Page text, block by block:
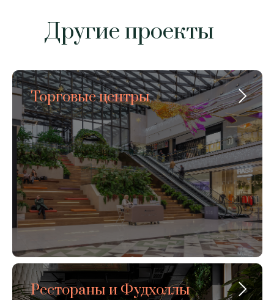
Другие проекты
Торговые центры
Рестораны и Фудхоллы